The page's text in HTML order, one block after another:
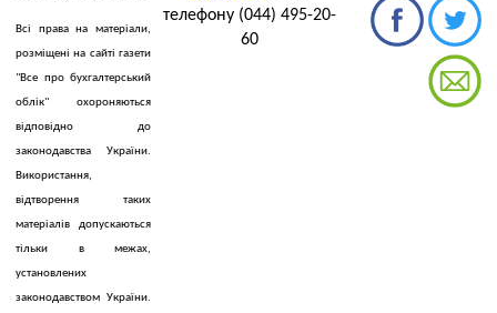
Всі права на матеріали,
розміщені на сайті газети
"Все про бухгалтерський
облік" охороняються
відповідно до
законодавства України.
Використання,
відтворення таких
матеріалів допускаються
тільки в межах,
установлених
законодавством України.
телефону (044) 495-20-
60